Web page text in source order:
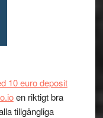
10 euro deposit
en riktigt bra
tillgängliga